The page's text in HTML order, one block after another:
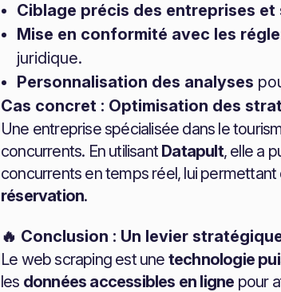
Ciblage précis des entreprises et
Mise en conformité avec les
juridique.
Personnalisation des analyses
Cas concret : Optimisation des
Une entreprise spécialisée dans le
concurrents. En utilisant Datapult, elle a
concurrents en temps réel, lui permettant
réservation.
🔥 Conclusion : Un levier
Le web scraping est une technologie
les données accessibles en ligne pour